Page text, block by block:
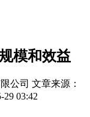
模和效益
公司 文章来源：
29 03:42